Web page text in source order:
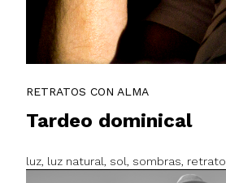
RETRATOS CON ALMA
Tardeo dominical
luz, luz natural, sol, sombras, retrato